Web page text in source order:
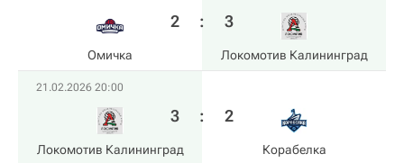
Омичка
2 : 3
Локомотив Калининград
21.02.2026 20:00
Локомотив Калининград
3 : 2
Корабелка